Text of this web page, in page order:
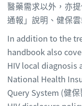
醫藥需求以外，亦
通報」說明、健保
In addition to the
handbook also
HIV local
National Health
Query System (健